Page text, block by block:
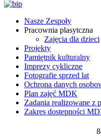
Nasze Zespoły
Pracownia plasytczna
Zajęcia dla dzieci
Projekty
Pamiętnik kulturalny
Imprezy cykliczne
Fotografie sprzed lat
Ochrona danych
Plan zajęć MDK
Zadania realizowane z
Zakres dostępności
8